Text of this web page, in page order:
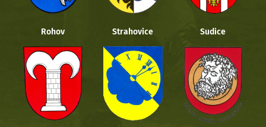
Rohov Strahovice Sudice